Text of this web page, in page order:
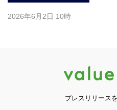
2026年6月2日 10時
プレスリリース